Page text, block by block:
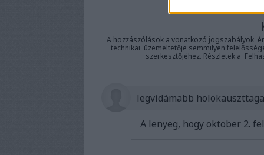
A hozzászólások a vonatkozó jogszabályok
technikai üzemeltetője semmilyen
szerkesztőjéhez. Részletek a
legvidámabb
A lenyeg, hogy oktober 2.